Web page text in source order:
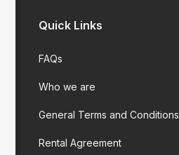
Quick Links
FAQs
Who we are
General Terms and Conditions
Rental Agreement